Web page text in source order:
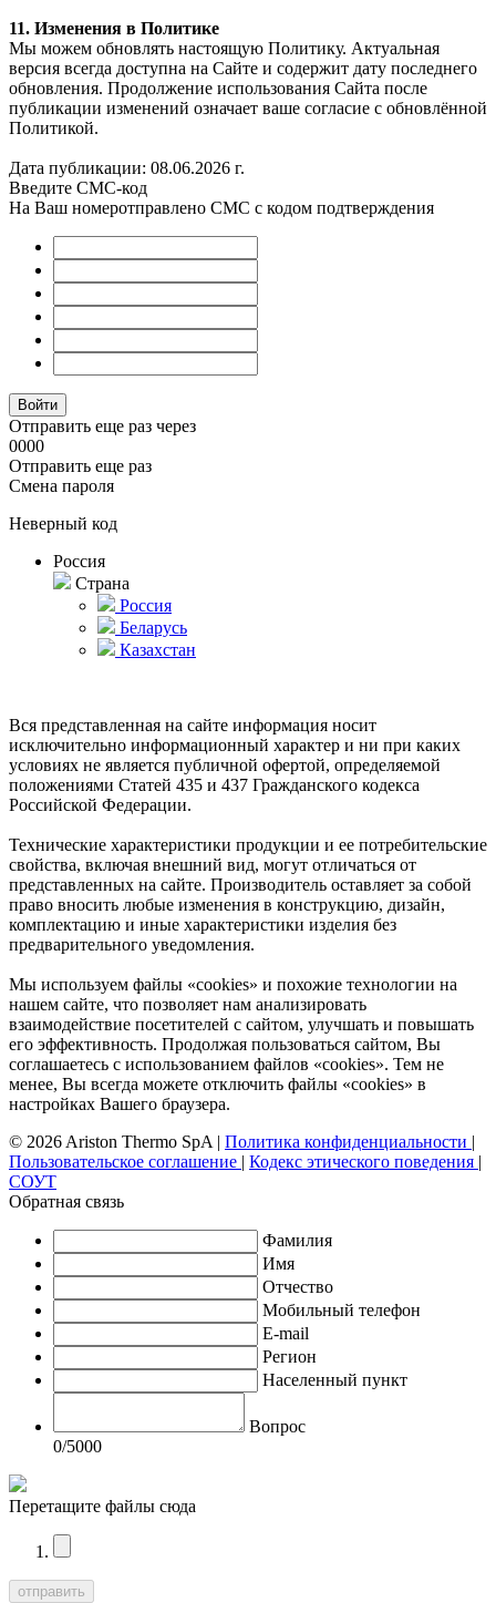
11. Изменения в Политике
Мы можем обновлять настоящую Политику. Актуальная
версия всегда доступна на Сайте и содержит дату последнего
обновления. Продолжение использования Сайта после
публикации изменений означает ваше согласие с обновлённой
Политикой.
Дата публикации: 08.06.2026 г.
Введите СМС-код
На Ваш номеротправлено СМС с кодом подтверждения
Отправить еще раз через
0000
Отправить еще раз
Смена пароля
Неверный код
Россия
Страна
Россия
Беларусь
Казахстан
Вся представленная на сайте информация носит
исключительно информационный характер и ни при каких
условиях не является публичной офертой, определяемой
положениями Статей 435 и 437 Гражданского кодекса
Российской Федерации.
Технические характеристики продукции и ее потребительские
свойства, включая внешний вид, могут отличаться от
представленных на сайте. Производитель оставляет за собой
право вносить любые изменения в конструкцию, дизайн,
комплектацию и иные характеристики изделия без
предварительного уведомления.
Мы используем файлы «cookies» и похожие технологии на
нашем сайте, что позволяет нам анализировать
взаимодействие посетителей с сайтом, улучшать и повышать
его эффективность. Продолжая пользоваться сайтом, Вы
соглашаетесь с использованием файлов «cookies». Тем не
менее, Вы всегда можете отключить файлы «cookies» в
настройках Вашего браузера.
© 2026 Ariston Thermo SpA | Политика конфиденциальности |
Пользовательское соглашение | Кодекс этического поведения |
СОУТ
Обратная связь
Фамилия
Имя
Отчество
Мобильный телефон
E-mail
Регион
Населенный пункт
Вопрос
0/5000
Перетащите файлы сюда